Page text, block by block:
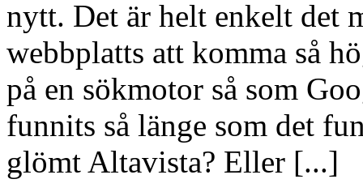
nytt. Det är helt enkelt det
webbplatts att komma så
på en sökmotor så som
funnits så länge som det
glömt Altavista? Eller [...]